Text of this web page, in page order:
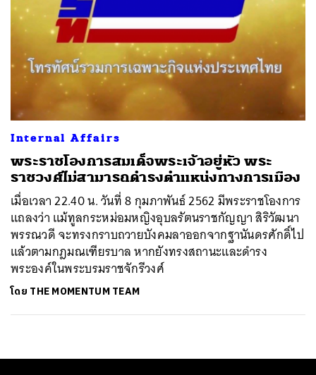
Internal Affairs
พระราชโองการสมเด็จพระเจ้าอยู่หัว พระ
ราชวงศ์ไม่สามารถดำรงตำแหน่งทางการเมือง
เมื่อเวลา 22.40 น. วันที่ 8 กุมภาพันธ์ 2562 มีพระราชโองการ
แถลงว่า แม้ทูลกระหม่อมหญิงอุบลรัตนราชกัญญา สิริวัฒนา
พรรณวดี จะทรงกราบถวายบังคมลาออกจากฐานันดรศักดิ์ไป
แล้วตามกฎมณเฑียรบาล หากยังทรงสถานะและดำรง
พระองค์ในพระบรมราชจักรีวงศ์
โดย THE MOMENTUM TEAM
SHARE TWEET LINE EMAIL